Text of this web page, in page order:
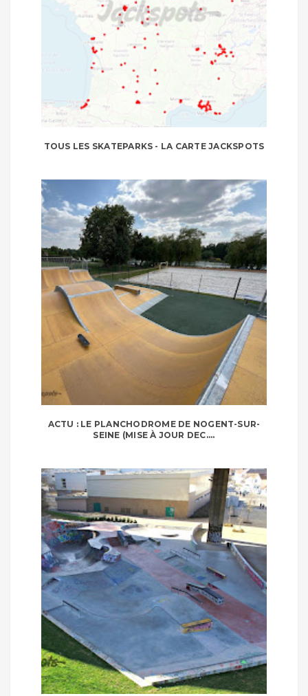
TOUS LES SKATEPARKS - LA CARTE JACKSPOTS
ACTU : LE PLANCHODROME DE NOGENT-SUR-
SEINE (MISE À JOUR DEC....